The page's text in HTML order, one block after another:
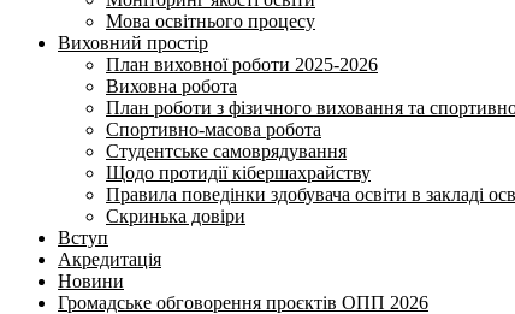
Мова освітнього процесу
Виховний простір
План виховної роботи 2025-2026
Виховна робота
План роботи з фізичного виховання та
Спортивно-масова робота
Студентське самоврядування
Щодо протидії кібершахрайству
Правила поведінки здобувача освіти в закладі
Скринька довіри
Вступ
Акредитація
Новини
Громадське обговорення проєктів ОПП 2026